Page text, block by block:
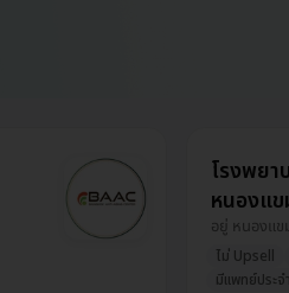
โรงพยา
หนองแข
อยู่ หนองแข
ไม่ Upsell
มีแพทย์ประ